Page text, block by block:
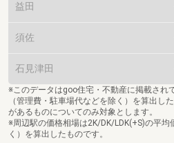
益田
須佐
石見津田
※このデータはgoo住宅・不動産に掲載され
（管理費・駐車場代などを除く）を算出し
があるものについてのみ対象とします。
※周辺駅の価格相場は2K/DK/LDK(+S)の平
く）を算出したものです。